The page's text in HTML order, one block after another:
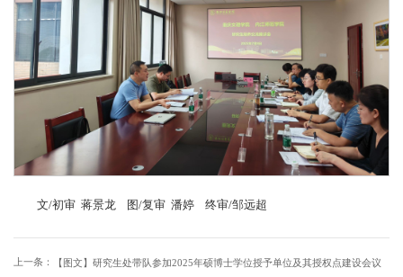
文/初审 蒋景龙 图/复审 潘婷 终审/邹远超
上一条： 【图文】研究生处带队参加2025年硕博士学位授予单位及其授权点建设会议